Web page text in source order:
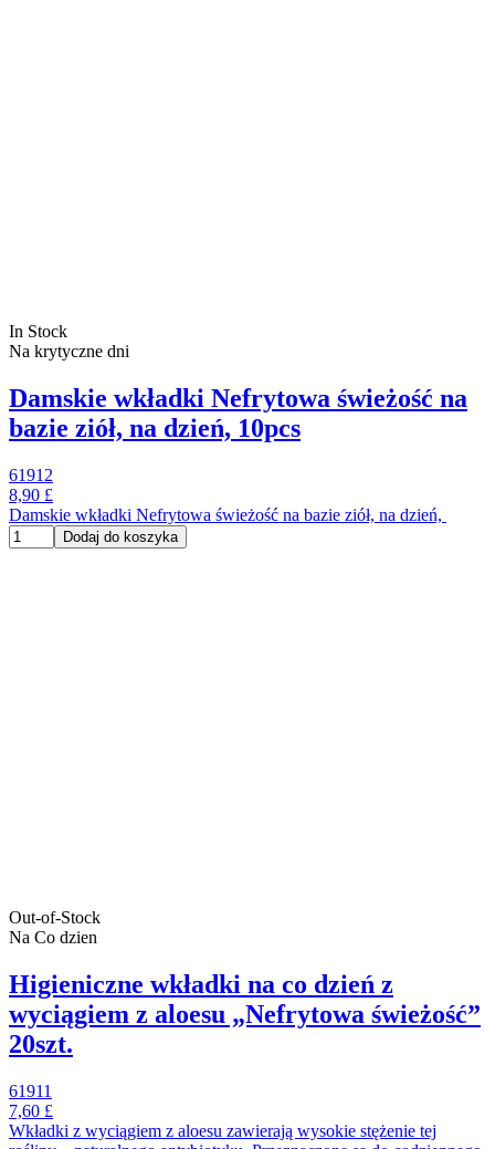
In Stock
Na krytyczne dni
Damskie wkładki Nefrytowa świeżość na
bazie ziół, na dzień, 10pcs
61912
8,90 £
Damskie wkładki Nefrytowa świeżość na bazie ziół, na dzień,
Dodaj do koszyka
Out-of-Stock
Na Co dzien
Higieniczne wkładki na co dzień z
wyciągiem z aloesu „Nefrytowa świeżość”
20szt.
61911
7,60 £
Wkładki z wyciągiem z aloesu zawierają wysokie stężenie tej